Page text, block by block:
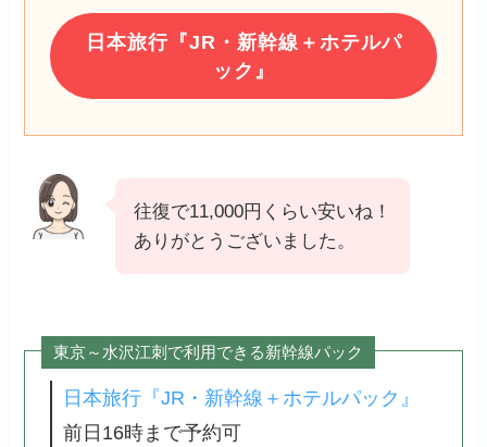
日本旅行『JR・新幹線＋ホテルパ
ック』
往復で11,000円くらい安いね！
ありがとうございました。
東京～水沢江刺で利用できる新幹線パック
日本旅行『JR・新幹線＋ホテルパック』
前日16時まで予約可